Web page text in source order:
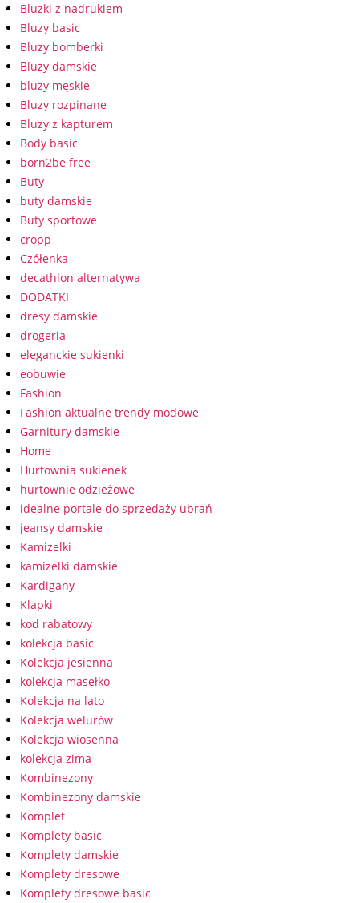
Bluzki z nadrukiem
Bluzy basic
Bluzy bomberki
Bluzy damskie
bluzy męskie
Bluzy rozpinane
Bluzy z kapturem
Body basic
born2be free
Buty
buty damskie
Buty sportowe
cropp
Czółenka
decathlon alternatywa
DODATKI
dresy damskie
drogeria
eleganckie sukienki
eobuwie
Fashion
Fashion aktualne trendy modowe
Garnitury damskie
Home
Hurtownia sukienek
hurtownie odzieżowe
idealne portale do sprzedaży ubrań
jeansy damskie
Kamizelki
kamizelki damskie
Kardigany
Klapki
kod rabatowy
kolekcja basic
Kolekcja jesienna
kolekcja masełko
Kolekcja na lato
Kolekcja welurów
Kolekcja wiosenna
kolekcja zima
Kombinezony
Kombinezony damskie
Komplet
Komplety basic
Komplety damskie
Komplety dresowe
Komplety dresowe basic